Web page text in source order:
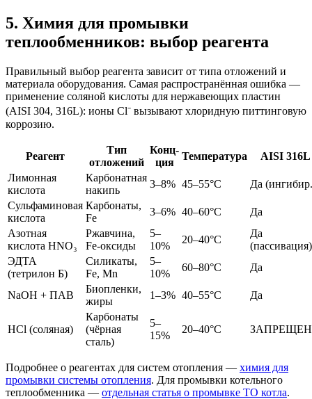
5. Химия для промывки
теплообменников: выбор реагента
Правильный выбор реагента зависит от типа отложений и
материала оборудования. Самая распространённая ошибка —
применение соляной кислоты для нержавеющих пластин
(AISI 304, 316L): ионы Cl⁻ вызывают хлоридную питтинговую
коррозию.
Реагент
Тип
отложений
Конц-
ция
Температура
AISI 316L
Лимонная
кислота
Карбонатная
накипь
3–8% 45–55°C
Да
Сульфаминовая
кислота
Карбонаты,
Fe
3–6% 40–60°C
Да
Азотная
кислота HNO₃
Ржавчина,
Fe-оксиды
5–
10%
20–40°C
Да
(пассивация)
ЭДТА
(тетрилон Б)
Силикаты,
Fe, Mn
5–
10%
60–80°C Да
NaOH + ПАВ
Биопленки,
жиры
1–3% 40–55°C Да
HCl (соляная)
Карбонаты
(чёрная
сталь)
5–
15%
20–40°C
Подробнее о реагентах для систем отопления — химия для
промывки системы отопления. Для промывки котельного
теплообменника — отдельная статья о промывке ТО котла.